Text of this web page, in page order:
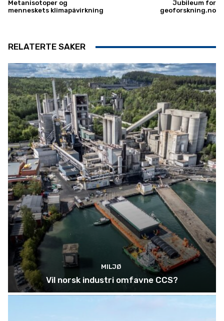
Metanisotoper og
menneskets klimapåvirkning
Jubileum for
geoforskning.no
RELATERTE SAKER
MILJØ
Vil norsk industri omfavne CCS?